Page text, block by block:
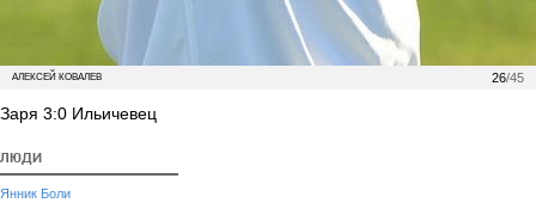
26/45
АЛЕКСЕЙ КОВАЛЕВ
Заря 3:0 Ильичевец
ЛЮДИ
Янник Боли